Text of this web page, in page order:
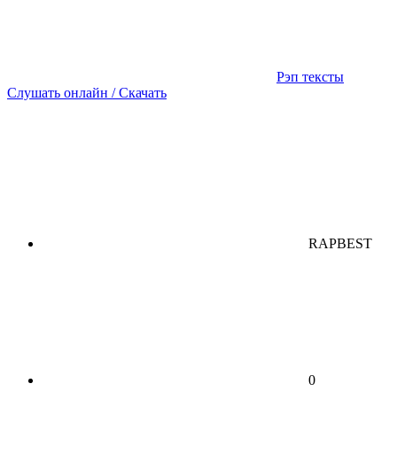
Рэп тексты
Слушать онлайн / Скачать
RAPBEST
0